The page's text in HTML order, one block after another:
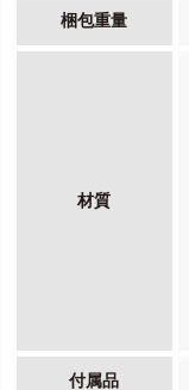
梱包重量
材質
付属品